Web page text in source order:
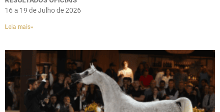
16 a 19 de Julho de 2026
Leia mais»